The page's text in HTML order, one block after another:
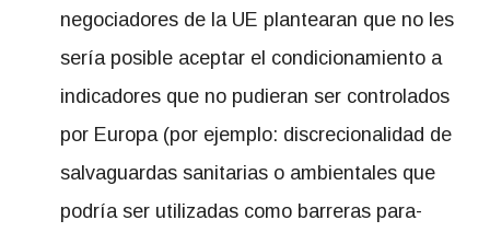
negociadores de la UE plantearan que no les
sería posible aceptar el condicionamiento a
indicadores que no pudieran ser controlados
por Europa (por ejemplo: discrecionalidad de
salvaguardas sanitarias o ambientales que
podría ser utilizadas como barreras para-